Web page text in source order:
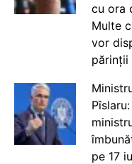
cu ora
Multe
vor
părinții
pe 17